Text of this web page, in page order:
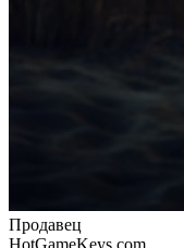
Продавец
HotGameKeys.com